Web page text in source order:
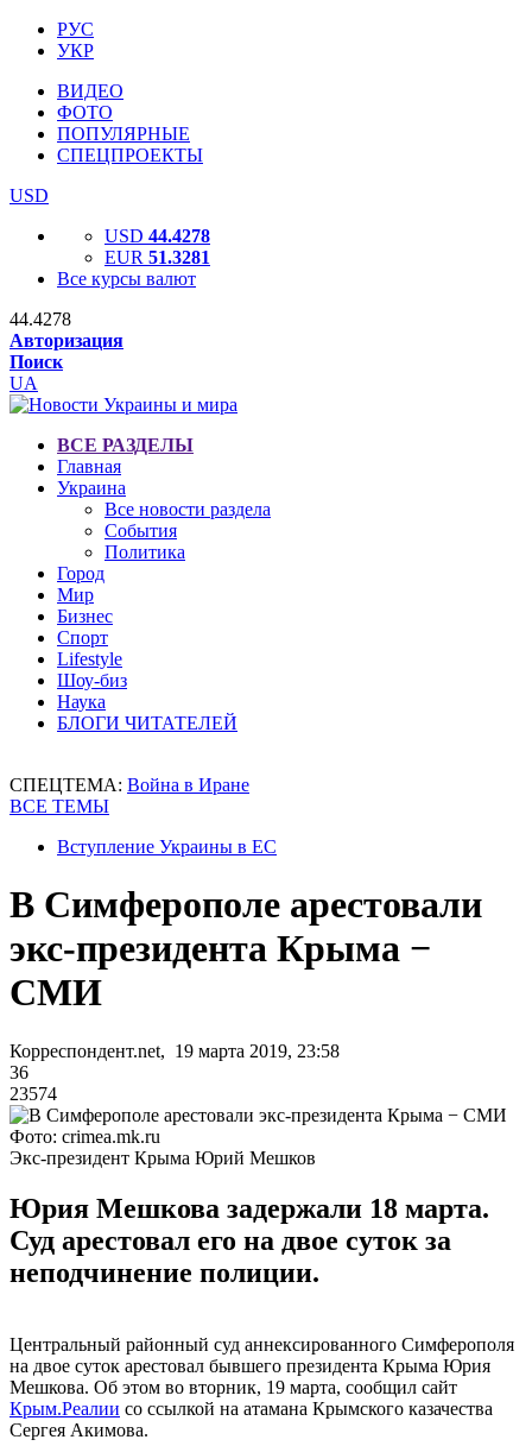
РУС
УКР
ВИДЕО
ФОТО
ПОПУЛЯРНЫЕ
СПЕЦПРОЕКТЫ
USD
USD 44.4278
EUR 51.3281
Все курсы валют
44.4278
Авторизация
Поиск
UA
ВСЕ РАЗДЕЛЫ
Главная
Украина
Все новости раздела
События
Политика
Город
Мир
Бизнес
Спорт
Lifestyle
Шоу-биз
Наука
БЛОГИ ЧИТАТЕЛЕЙ
СПЕЦТЕМА: Война в Иране
ВСЕ ТЕМЫ
Вступление Украины в ЕС
В Симферополе арестовали
экс-президента Крыма −
СМИ
Корреспондент.net, 19 марта 2019, 23:58
36
23574
Фото: crimea.mk.ru
Экс-президент Крыма Юрий Мешков
Юрия Мешкова задержали 18 марта.
Суд арестовал его на двое суток за
неподчинение полиции.
Центральный районный суд аннексированного Симферополя
на двое суток арестовал бывшего президента Крыма Юрия
Мешкова. Об этом во вторник, 19 марта, сообщил сайт
Крым.Реалии со ссылкой на атамана Крымского казачества
Сергея Акимова.